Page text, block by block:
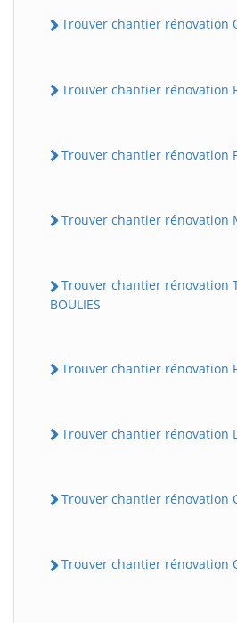
Trouver chantier rénovation
Trouver chantier rénovation
Trouver chantier rénovation
Trouver chantier rénovation
Trouver chantier rénovation
BOULIES
Trouver chantier rénovation
Trouver chantier rénovation
Trouver chantier rénovation
Trouver chantier rénovation